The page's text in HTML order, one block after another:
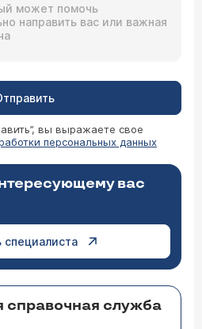
вы выражаете свое
персональных данных
вас
специалиста
справочная служба